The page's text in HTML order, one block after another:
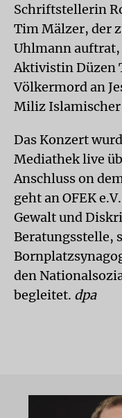
Schriftstellerin
Tim Mälzer, der
Uhlmann
Aktivistin Düzen
Völkermord an
Miliz
Das Konzert
Mediathek live
Anschluss on
geht an OFEK
Gewalt und
Beratungsstelle,
den
begleitet. dpa